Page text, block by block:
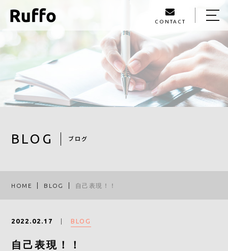
CONTACT
BLOG ブログ
HOME BLOG 自己表現！！
2022.02.17 BLOG
自己表現！！
HOME
ABOUT US
MENU
COORDINATE
090-1472-5125